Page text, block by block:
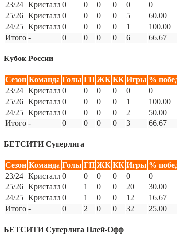
23/24 Кристалл 0 0 0 0 0 0
25/26 Кристалл 0 0 0 0 5 60.00
24/25 Кристалл 0 0 0 0 1 100.00
Итого - 0 0 0 0 6 66.67
Кубок России
Сезон Команда Голы ГП ЖК КК Игры %
23/24 Кристалл 0 0 0 0 0 0
25/26 Кристалл 0 0 0 0 1 100.00
24/25 Кристалл 0 0 0 0 2 50.00
Итого - 0 0 0 0 3 66.67
БЕТСИТИ Суперлига
Сезон Команда Голы ГП ЖК КК Игры %
23/24 Кристалл 0 0 0 0 0 0
25/26 Кристалл 0 1 0 0 20 30.00
24/25 Кристалл 0 1 0 0 12 16.67
Итого - 0 2 0 0 32 25.00
БЕТСИТИ Суперлига Плей-Офф